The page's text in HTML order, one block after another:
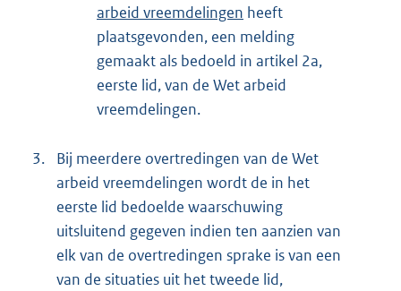
arbeid vreemdelingen heeft
plaatsgevonden, een melding
gemaakt als bedoeld in artikel 2a,
eerste lid, van de Wet arbeid
vreemdelingen.
3.
Bij meerdere overtredingen van de Wet
arbeid vreemdelingen wordt de in het
eerste lid bedoelde waarschuwing
uitsluitend gegeven indien ten aanzien van
elk van de overtredingen sprake is van een
van de situaties uit het tweede lid,